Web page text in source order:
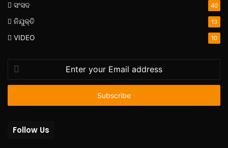
ସଂସଦ 40
ନିଯୁକ୍ତି 13
VIDEO 10
your
Email
Follow Us